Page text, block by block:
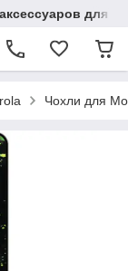
для
Чохли для